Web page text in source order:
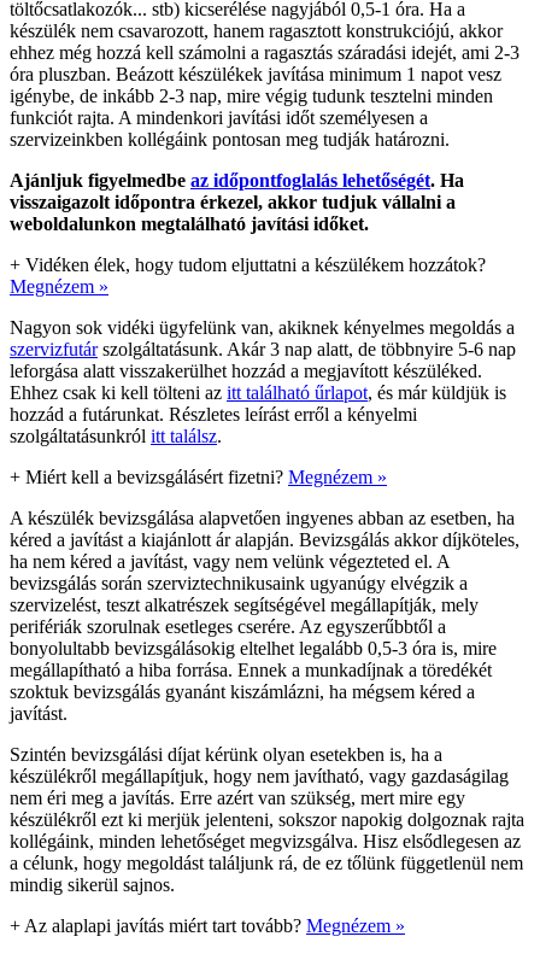
töltőcsatlakozók... stb) kicserélése nagyjából 0,5-1 óra. Ha a
készülék nem csavarozott, hanem ragasztott konstrukciójú, akkor
ehhez még hozzá kell számolni a ragasztás száradási idejét, ami 2-3
óra pluszban. Beázott készülékek javítása minimum 1 napot vesz
igénybe, de inkább 2-3 nap, mire végig tudunk tesztelni minden
funkciót rajta. A mindenkori javítási időt személyesen a
szervizeinkben kollégáink pontosan meg tudják határozni.
Ajánljuk figyelmedbe az időpontfoglalás lehetőségét. Ha
visszaigazolt időpontra érkezel, akkor tudjuk vállalni a
weboldalunkon megtalálható javítási időket.
+ Vidéken élek, hogy tudom eljuttatni a készülékem hozzátok?
Megnézem »
Nagyon sok vidéki ügyfelünk van, akiknek kényelmes megoldás a
szervizfutárszolgáltatásunk. Akár 3 nap alatt, de többnyire 5-6 nap
leforgása alatt visszakerülhet hozzád a megjavított készüléked.
Ehhez csak ki kell tölteni az itt található űrlapot, és már küldjük is
hozzád a futárunkat. Részletes leírást erről a kényelmi
szolgáltatásunkról itt találsz.
+ Miért kell a bevizsgálásért fizetni? Megnézem »
A készülék bevizsgálása alapvetően ingyenes abban az esetben, ha
kéred a javítást a kiajánlott ár alapján. Bevizsgálás akkor díjköteles,
ha nem kéred a javítást, vagy nem velünk végezteted el. A
bevizsgálás során szerviztechnikusaink ugyanúgy elvégzik a
szervizelést, teszt alkatrészek segítségével megállapítják, mely
perifériák szorulnak esetleges cserére. Az egyszerűbbtől a
bonyolultabb bevizsgálásokig eltelhet legalább 0,5-3 óra is, mire
megállapítható a hiba forrása. Ennek a munkadíjnak a töredékét
szoktuk bevizsgálás gyanánt kiszámlázni, ha mégsem kéred a
javítást.
Szintén bevizsgálási díjat kérünk olyan esetekben is, ha a
készülékről megállapítjuk, hogy nem javítható, vagy gazdaságilag
nem éri meg a javítás. Erre azért van szükség, mert mire egy
készülékről ezt ki merjük jelenteni, sokszor napokig dolgoznak rajta
kollégáink, minden lehetőséget megvizsgálva. Hisz elsődlegesen az
a célunk, hogy megoldást találjunk rá, de ez tőlünk függetlenül nem
mindig sikerül sajnos.
+ Az alaplapi javítás miért tart tovább? Megnézem »